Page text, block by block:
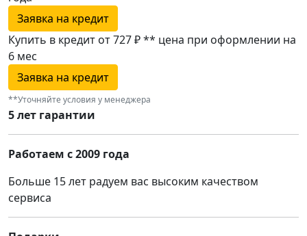
Заявка на кредит
Купить в кредит от 727 ₽** цена при оформлении на
6 мес
Заявка на кредит
**Уточняйте условия у менеджера
5 лет гарантии
Работаем с 2009 года
Больше 15 лет радуем вас высоким качеством
сервиса